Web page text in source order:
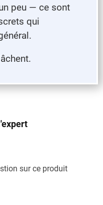
peu — ce sont
qui
sur ce produit